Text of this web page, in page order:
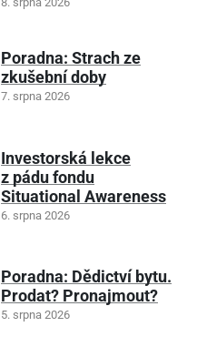
Poradna: Strach ze
zkušební doby
7. srpna 2026
Investorská lekce
z pádu fondu
Situational Awareness
6. srpna 2026
Poradna: Dědictví bytu.
Prodat? Pronajmout?
5. srpna 2026